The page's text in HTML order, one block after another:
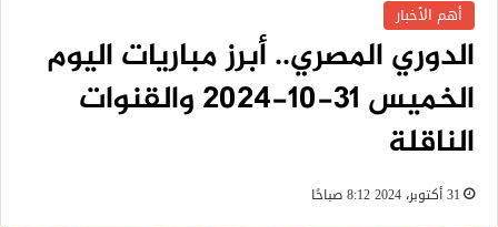
أهم الأخبار
الدوري المصري.. أبرز مباريات اليوم
الخميس 31-10-2024 والقنوات
الناقلة
31 أكتوبر، 2024 8:12 صباحًا